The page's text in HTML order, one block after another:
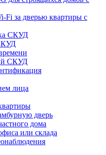
Fi за дверью квартиры с
СКУД
СКУД
лица
дверь
дома
или склада